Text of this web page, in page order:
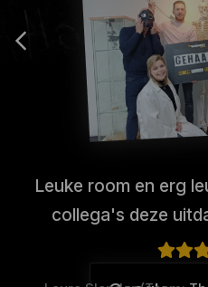
Leuke room en erg
collega's deze